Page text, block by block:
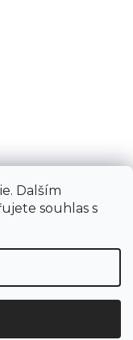
Dalším
souhlas s
práva vyhrazena.